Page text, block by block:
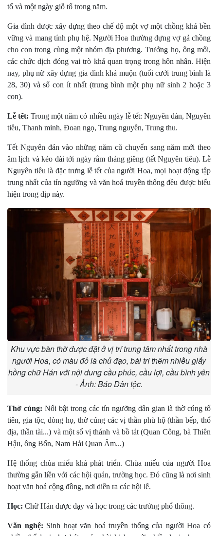
tổ và một ngày giỗ tổ trong năm.
Gia đình được xây dựng theo chế độ một vợ một chồng khá bền
vững và mang tính phụ hệ. Người Hoa thường dựng vợ gả chồng
cho con trong cùng một nhóm địa phương. Trưởng họ, ông mối,
các chức dịch đóng vai trò khá quan trọng trong hôn nhân. Hiện
nay, phụ nữ xây dựng gia đình khá muộn (tuổi cưới trung bình là
28, 30) và số con ít nhất (trung bình một phụ nữ sinh 2 hoặc 3
con).
Lễ tết:Trong một năm có nhiều ngày lễ tết: Nguyên đán, Nguyên
tiêu, Thanh minh, Ðoan ngọ, Trung nguyên, Trung thu.
Tết Nguyên đán vào những năm cũ chuyển sang năm mới theo
âm lịch và kéo dài tới ngày rằm tháng giêng (tết Nguyên tiêu). Lễ
Nguyên tiêu là đặc trưng lễ tết của người Hoa, mọi hoạt động tập
trung nhất của tín ngưỡng và văn hoá truyền thống đều được biểu
hiện trong dịp này.
Khu vực bàn thờ được đặt ở vị trí trung tâm nhất trong nhà
người Hoa, có màu đỏ là chủ đạo, bài trí thêm nhiều giấy
hồng chữ Hán với nội dung cầu phúc, cầu lợi, cầu bình yên
- Ảnh: Báo Dân tộc.
Thờ cúng: Nổi bật trong các tín ngưỡng dân gian là thờ cúng tổ
tiên, gia tộc, dòng họ, thờ cúng các vị thần phù hộ (thần bếp, thổ
địa, thần tài...) và một số vị thánh và bồ tát (Quan Công, bà Thiên
Hậu, ông Bổn, Nam Hải Quan Âm...)
Hệ thống chùa miếu khá phát triển. Chùa miếu của người Hoa
thường gắn liền với các hội quán, trường học. Ðó cũng là nơi sinh
hoạt văn hoá cộng đồng, nơi diễn ra các hội lễ.
Học: Chữ Hán được dạy và học trong các trường phổ thông.
Văn nghệ: Sinh hoạt văn hoá truyền thống của người Hoa có